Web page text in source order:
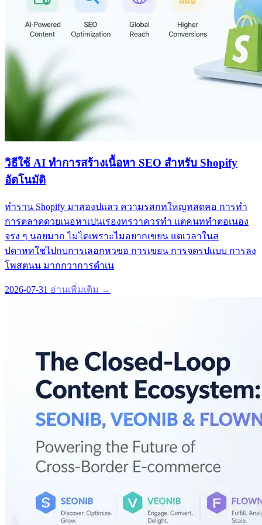
วิธีใช้ AI ทำการสร้างเนื้อหา SEO สำหรับ Shopify
อัตโนมัติ
ทำราน Shopify มาสองปแลว ความรสกทใหญทสดคอ การทำ
การตลาดดวยเนอหาเปนเรองทรวาควรทำ แตคนททำตอเนอง
จรง ๆ นอยมาก ไมไดเพราะไมอยากเขยน แตเวลาในส
ปดาหทใชไปกบการเลอกหวขอ การเขยน การจดรปแบบ การลง
โพสตนน มากกวาการดำเน
2026-07-31 อ่านเพิ่มเติม →